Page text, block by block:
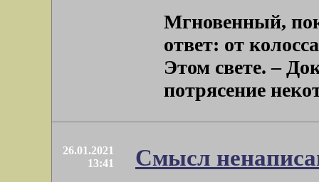
Мгновенный,
ответ: от
Этом свете. –
потрясение
26.01.2021
13:41
Смысл